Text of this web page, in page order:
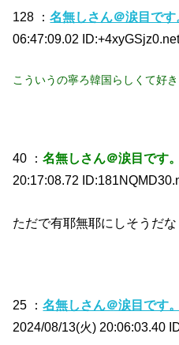
128 ：名無しさん＠涙目です
06:47:09.02
こういうの寧ろ韓国らしくて好き
40 ：名無しさん＠涙目です。
20:17:08.72
ただで有耶無耶にしそうだな
25 ：名無しさん＠涙目です
2024/08/13(火) 20:06:03.40